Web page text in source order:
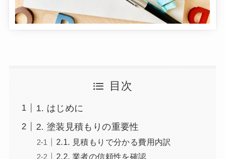
目次
1. はじめに
2. 塗装見積もりの重要性
2.1. 見積もりで分かる費用内訳
2.2. 業者の信頼性を確認